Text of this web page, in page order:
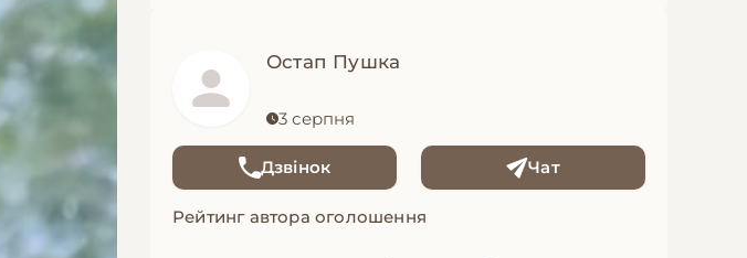
Остап Пушка
3 серпня
Дзвінок Чат
Рейтинг автора оголошення